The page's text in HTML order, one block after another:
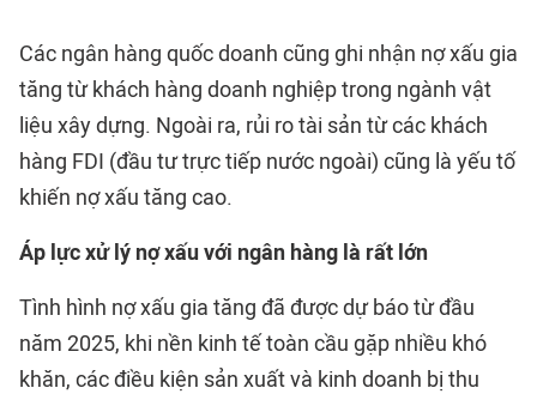
Các ngân hàng quốc doanh cũng ghi nhận nợ xấu gia
tăng từ khách hàng doanh nghiệp trong ngành vật
liệu xây dựng. Ngoài ra, rủi ro tài sản từ các khách
hàng FDI (đầu tư trực tiếp nước ngoài) cũng là yếu tố
khiến nợ xấu tăng cao.
Áp lực xử lý nợ xấu với ngân hàng là rất lớn
Tình hình nợ xấu gia tăng đã được dự báo từ đầu
năm 2025, khi nền kinh tế toàn cầu gặp nhiều khó
khăn, các điều kiện sản xuất và kinh doanh bị thu